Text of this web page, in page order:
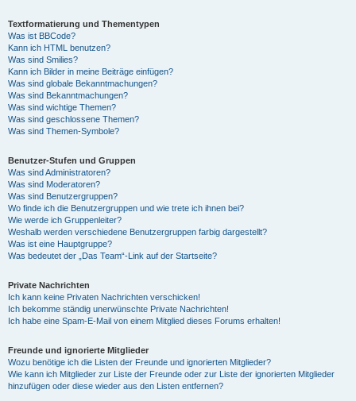
Textformatierung und Thementypen
Was ist BBCode?
Kann ich HTML benutzen?
Was sind Smilies?
Kann ich Bilder in meine Beiträge einfügen?
Was sind globale Bekanntmachungen?
Was sind Bekanntmachungen?
Was sind wichtige Themen?
Was sind geschlossene Themen?
Was sind Themen-Symbole?
Benutzer-Stufen und Gruppen
Was sind Administratoren?
Was sind Moderatoren?
Was sind Benutzergruppen?
Wo finde ich die Benutzergruppen und wie trete ich ihnen bei?
Wie werde ich Gruppenleiter?
Weshalb werden verschiedene Benutzergruppen farbig dargestellt?
Was ist eine Hauptgruppe?
Was bedeutet der „Das Team“-Link auf der Startseite?
Private Nachrichten
Ich kann keine Privaten Nachrichten verschicken!
Ich bekomme ständig unerwünschte Private Nachrichten!
Ich habe eine Spam-E-Mail von einem Mitglied dieses Forums erhalten!
Freunde und ignorierte Mitglieder
Wozu benötige ich die Listen der Freunde und ignorierten Mitglieder?
Wie kann ich Mitglieder zur Liste der Freunde oder zur Liste der ignorierten Mitglieder
hinzufügen oder diese wieder aus den Listen entfernen?